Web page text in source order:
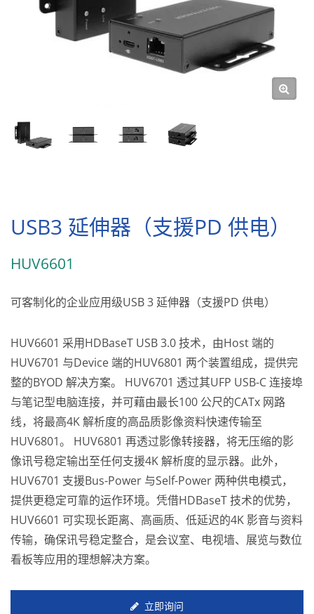
USB3 延伸器（支援PD 供电）
HUV6601
可客制化的企业应用级USB 3 延伸器（支援PD 供电）
HUV6601 采用HDBaseT USB 3.0 技术，由Host 端的
HUV6701 与Device 端的HUV6801 两个装置组成，提供完
整的BYOD 解决方案。 HUV6701 透过其UFP USB-C 连接埠
与笔记型电脑连接，并可藉由最长100 公尺的CATx 网路
线，将最高4K 解析度的高品质影像资料快速传输至
HUV6801。 HUV6801 再透过影像转接器，将无压缩的影
像讯号稳定输出至任何支援4K 解析度的显示器。此外，
HUV6701 支援Bus-Power 与Self-Power 两种供电模式，
提供更稳定可靠的运作环境。凭借HDBaseT 技术的优势，
HUV6601 可实现长距离、高画质、低延迟的4K 影音与资料
传输，确保讯号稳定整合，是会议室、电视墙、展览与数位
看板等应用的理想解决方案。
立即询问